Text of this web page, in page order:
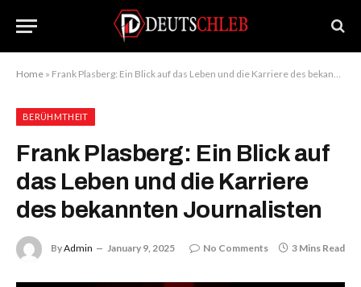
Home » Frank Plasberg: Ein Blick auf das Leben und die Karriere des bekannten Journalisten
BERÜHMTHEIT
Frank Plasberg: Ein Blick auf
das Leben und die Karriere
des bekannten Journalisten
ByAdmin January 9, 2025 No Comments 3 Mins Read